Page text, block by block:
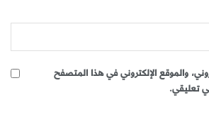
والموقع الإلكتروني في هذا المتصفح
تعليقي.